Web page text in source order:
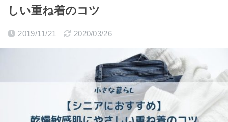
しい重ね着のコツ
2019/11/21 2020/03/26